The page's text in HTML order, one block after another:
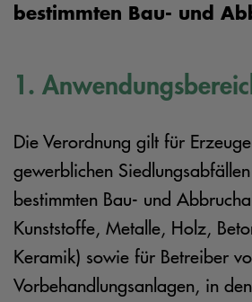
bestimmten Bau- und
1.
Die Verordnung gilt für
gewerblichen
bestimmten Bau- und
Kunststoffe, Metalle, Holz,
Keramik) sowie für Betreiber
Vorbehandlungsanlagen, in